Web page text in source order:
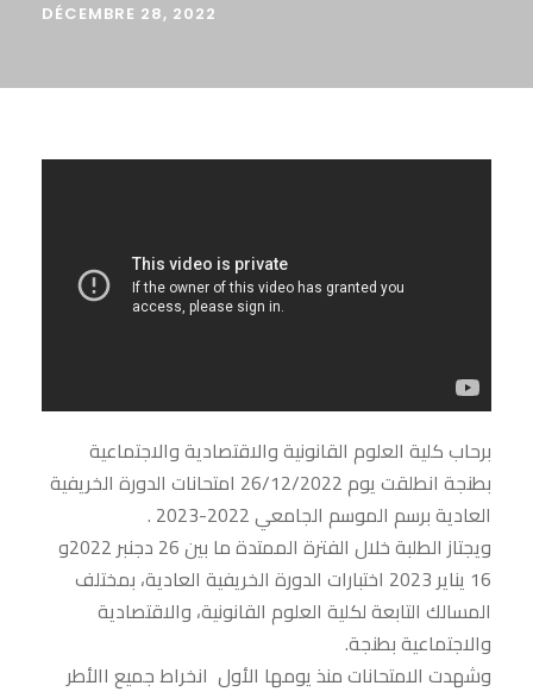
DÉCEMBRE 28, 2022
برحاب كلية العلوم القانونية والاقتصادية والاجتماعية
بطنجة انطلقت يوم 26/12/2022 امتحانات الدورة الخريفية
العادية برسم الموسم الجامعي 2022-2023 .
ويجتاز الطلبة خلال الفترة الممتدة ما بين 26 دجنبر 2022و
16 يناير 2023 اختبارات الدورة الخريفية العادية، بمختلف
المسالك التابعة لكلية العلوم القانونية، والاقتصادية
والاجتماعية بطنجة.
وشهدت الامتحانات منذ يومها الأول انخراط جميع االأطر